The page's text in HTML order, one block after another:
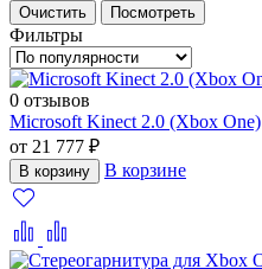
Очистить
Посмотреть
Фильтры
0 отзывов
Microsoft Kinect 2.0 (Xbox One)
от 21 777 ₽
В корзину В корзине